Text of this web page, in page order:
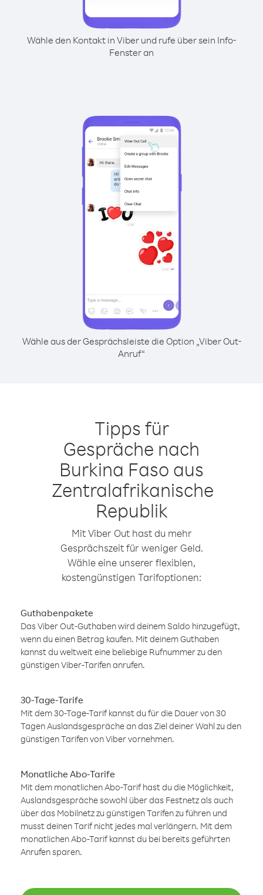
Wähle den Kontakt in Viber und rufe über sein Info-
Fenster an
Wähle aus der Gesprächsleiste die Option „Viber Out-
Anruf“
Tipps für
Gespräche nach
Burkina Faso aus
Zentralafrikanische
Republik
Mit Viber Out hast du mehr
Gesprächszeit für weniger Geld.
Wähle eine unserer flexiblen,
kostengünstigen Tarifoptionen:
Guthabenpakete
Das Viber Out-Guthaben wird deinem Saldo hinzugefügt,
wenn du einen Betrag kaufen. Mit deinem Guthaben
kannst du weltweit eine beliebige Rufnummer zu den
günstigen Viber-Tarifen anrufen.
30-Tage-Tarife
Mit dem 30-Tage-Tarif kannst du für die Dauer von 30
Tagen Auslandsgespräche an das Ziel deiner Wahl zu den
günstigen Tarifen von Viber vornehmen.
Monatliche Abo-Tarife
Mit dem monatlichen Abo-Tarif hast du die Möglichkeit,
Auslandsgespräche sowohl über das Festnetz als auch
über das Mobilnetz zu günstigen Tarifen zu führen und
musst deinen Tarif nicht jedes mal verlängern. Mit dem
monatlichen Abo-Tarif kannst du bei bereits geführten
Anrufen sparen.